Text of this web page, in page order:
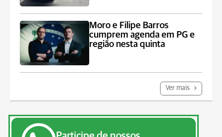
Moro e Filipe Barros
cumprem agenda em PG e
região nesta quinta
Ver mais